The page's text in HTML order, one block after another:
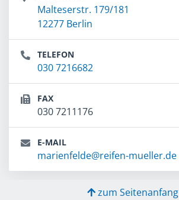
Malteserstr. 179/181
12277 Berlin
TELEFON
030 7216682
FAX
030 7211176
E-MAIL
marienfelde@reifen-mueller.de
zum Seitenanfang